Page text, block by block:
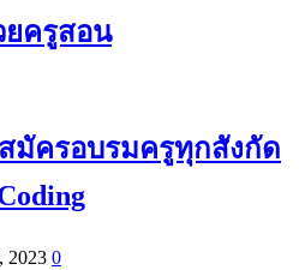
ยครูสอน
มัครอบรมครูทุกสังกัด
2023 0